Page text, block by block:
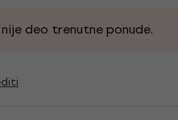
deo trenutne ponude.